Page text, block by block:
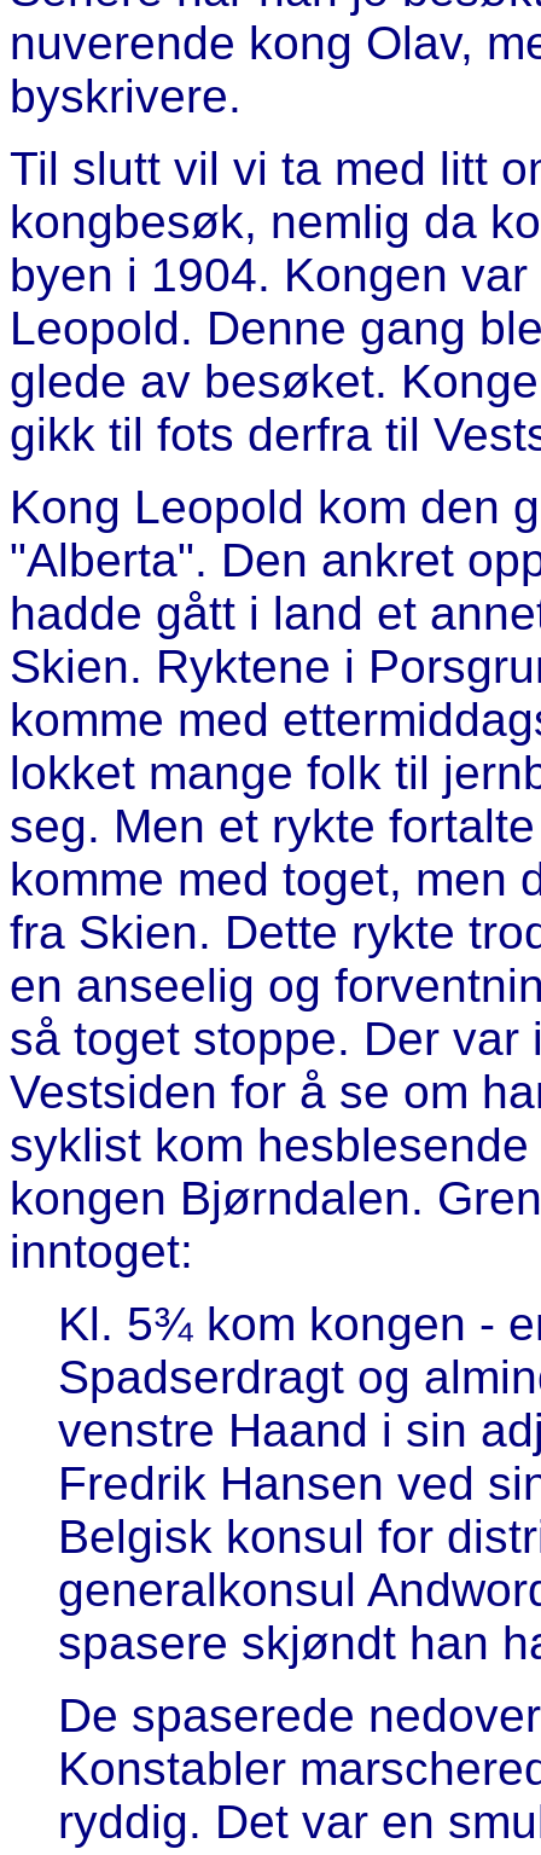
nuverende kong Olav,
byskrivere.
Til slutt vil vi ta med litt
kongbesøk, nemlig da
byen i 1904. Kongen
Leopold. Denne gang
glede av besøket.
gikk til fots derfra til
Kong Leopold kom den
"Alberta". Den ankret
hadde gått i land et
Skien. Ryktene i
komme med
lokket mange folk til
seg. Men et rykte
komme med toget, men
fra Skien. Dette rykte
en anseelig og
så toget stoppe. Der
Vestsiden for å se om
syklist kom
kongen Bjørndalen.
inntoget:
Kl. 5¾ kom kongen -
Spadserdragt og
venstre Haand i sin
Fredrik Hansen ved
Belgisk konsul for
generalkonsul
spasere skjøndt han
De spaserede
Konstabler
ryddig. Det var en